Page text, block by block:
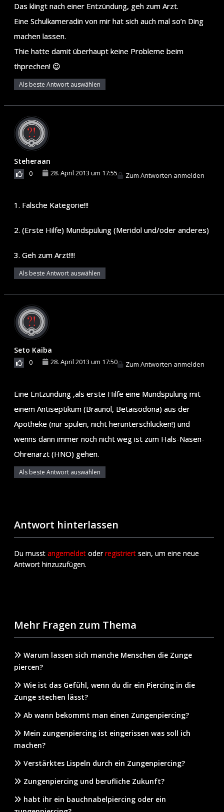
Das klingt nach einer Entzündung, geh zum Arzt.
Eine Schulkameradin von mir hat sich auch mal so’n Ding
machen lassen.
Thie hatte damit überhaupt keine Probleme beim
thprechen! 😉
Als beste Antwort auswählen
Steheraan
0 28. April 2013 um 17:55 Zum Antworten anmelden
1. Falsche Kategorie!!!
2. (Erste Hilfe) Mundspülung (Meridol und/oder anderes)
3. Geh zum Arzt!!!!
Als beste Antwort auswählen
Seto Kaiba
0 28. April 2013 um 17:50 Zum Antworten anmelden
Eine Entzündung ,als erste Hilfe eine Mundspülung mit
einem Antiseptikum (Braunol, Betaisodona) aus der
Apotheke (nur spülen, nicht herunterschlucken!) und
wenns dann immer noch nicht weg ist zum Hals-Nasen-
Ohrenarzt (HNO) gehen.
Als beste Antwort auswählen
Antwort hinterlassen
Du musst angemeldet oderregistriert sein, um eine neue
Antwort hinzuzufügen.
Mehr Fragen zum Thema
Warum lassen sich manche Menschen die Zunge
piercen?
Wie ist das Gefühl, wenn du dir ein Piercing in die
Zunge stechen lässt?
Ab wann bekommt man einen Zungenpiercing?
Mein zungenpiercing ist eingerissen was soll ich
machen?
Verstärktes Lispeln durch ein Zungenpiercing?
Zungenpiercing und berufliche Zukunft?
habt ihr ein bauchnabelpiercing oder ein